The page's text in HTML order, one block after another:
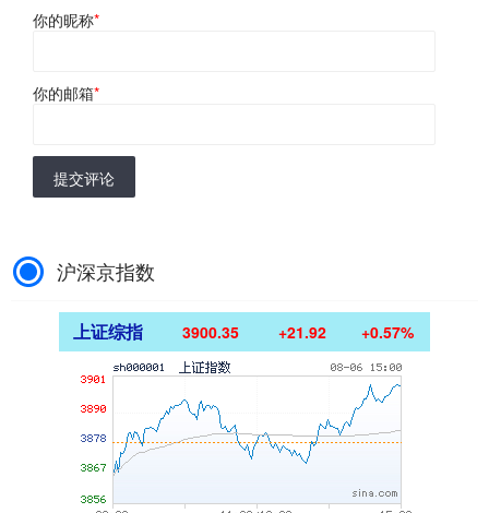
你的昵称*
你的邮箱*
提交评论
沪深京指数
上证综指 3900.35 +21.92 +0.57%